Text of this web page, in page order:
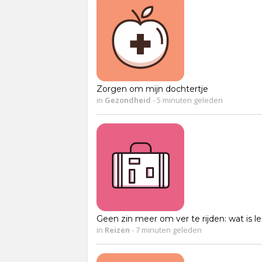
Zorgen om mijn dochtertje
in Gezondheid -5 minuten geleden
Geen zin meer om ver te rijden: wat is
in Reizen -7 minuten geleden